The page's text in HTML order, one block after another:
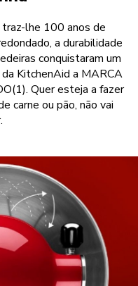
lhe 100 anos de
a durabilidade
conquistaram um
KitchenAid a MARCA
Quer esteja a fazer
carne ou pão, não vai